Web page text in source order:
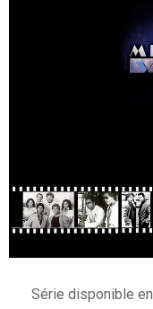
Série disponible